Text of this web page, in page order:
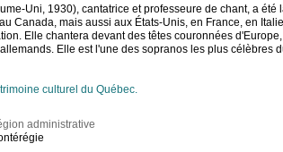
Uni, 1930), cantatrice et professeure de chant, a
Canada, mais aussi aux États-Unis, en France, en
Elle chantera devant des têtes couronnées
Elle est l'une des sopranos les plus célèbres
culturel du Québec.
administrative